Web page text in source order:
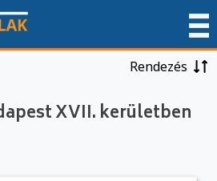
Rendezés
XVII. kerületben